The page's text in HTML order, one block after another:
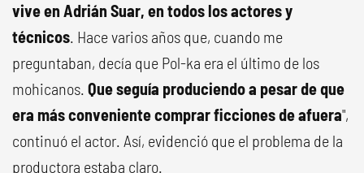
vive en Adrián Suar, en todos los actores y
técnicos. Hace varios años que, cuando me
preguntaban, decía que Pol-ka era el último de los
mohicanos. Que seguía produciendo a pesar de que
era más conveniente comprar ficciones de afuera",
continuó el actor. Así, evidenció que el problema de la
productora estaba claro.